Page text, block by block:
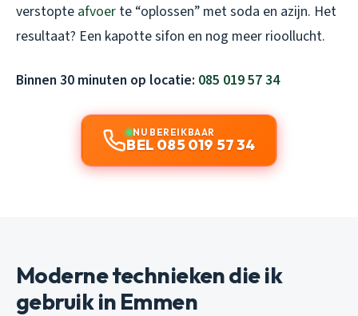
verstopte afvoer te “oplossen” met soda en azijn. Het
resultaat? Een kapotte sifon en nog meer rioollucht.
Binnen 30 minuten op locatie: 085 019 57 34
NU BEREIKBAAR
BEL 085 019 57 34
Moderne technieken die ik
gebruik in Emmen